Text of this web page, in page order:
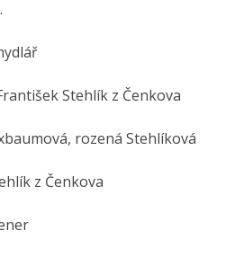
.
Stehlík z Čenkova
rozená Stehlíková
z Čenkova